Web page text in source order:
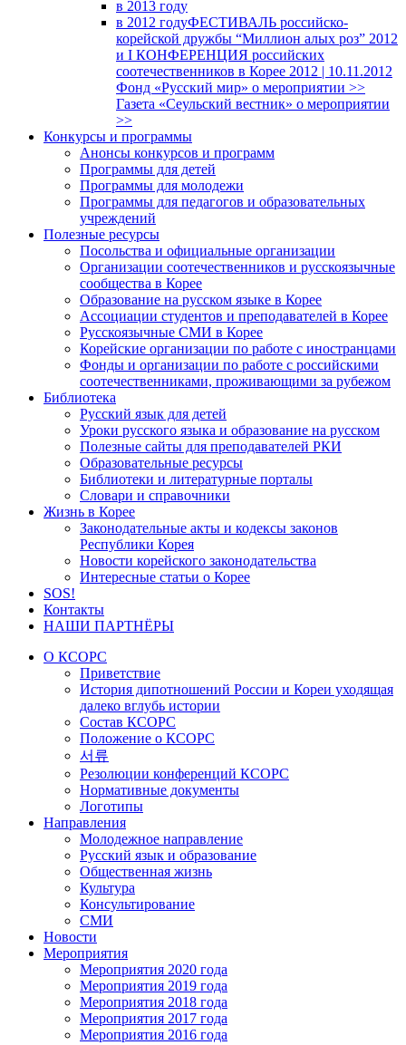
в 2013 году
в 2012 годуФЕСТИВАЛЬ российско-
корейской дружбы “Миллион алых роз” 2012
и I КОНФЕРЕНЦИЯ российских
соотечественников в Корее 2012 | 10.11.2012
Фонд «Русский мир» о мероприятии >>
Газета «Сеульский вестник» о мероприятии
>>
Конкурсы и программы
Анонсы конкурсов и программ
Программы для детей
Программы для молодежи
Программы для педагогов и образовательных
учреждений
Полезные ресурсы
Посольства и официальные организации
Организации соотечественников и русскоязычные
сообщества в Корее
Образование на русском языке в Корее
Ассоциации студентов и преподавателей в Корее
Русскоязычные СМИ в Корее
Корейские организации по работе с иностранцами
Фонды и организации по работе с российскими
соотечественниками, проживающими за рубежом
Библиотека
Русский язык для детей
Уроки русского языка и образование на русском
Полезные сайты для преподавателей РКИ
Образовательные ресурсы
Библиотеки и литературные порталы
Словари и справочники
Жизнь в Корее
Законодательные акты и кодексы законов
Республики Корея
Новости корейского законодательства
Интересные статьи о Корее
SOS!
Контакты
НАШИ ПАРТНЁРЫ
О КСОРС
Приветствие
История дипотношений России и Кореи уходящая
далеко вглубь истории
Состав КСОРС
Положение о КСОРС
서류
Резолюции конференций КСОРС
Нормативные документы
Логотипы
Направления
Молодежное направление
Русский язык и образование
Общественная жизнь
Культура
Консультирование
СМИ
Новости
Мероприятия
Мероприятия 2020 года
Мероприятия 2019 года
Мероприятия 2018 годa
Мероприятия 2017 года
Мероприятия 2016 года